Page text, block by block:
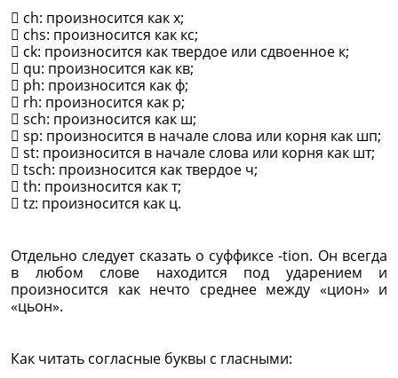
 ch: произносится как х;
 chs: произносится как кс;
 ck: произносится как твердое или сдвоенное к;
 qu: произносится как кв;
 ph: произносится как ф;
 rh: произносится как р;
 sch: произносится как ш;
 sp: произносится в начале слова или корня как шп;
 st: произносится в начале слова или корня как шт;
 tsch: произносится как твердое ч;
 th: произносится как т;
 tz: произносится как ц.
Отдельно следует сказать о суффиксе -tion. Он всегда
в любом слове находится под ударением и
произносится как нечто среднее между «циoн» и
«цьон».
Как читать согласные буквы с гласными: